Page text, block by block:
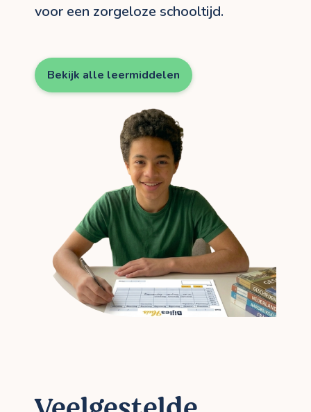
voor een zorgeloze schooltijd.
Bekijk alle leermiddelen